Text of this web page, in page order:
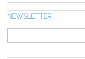
NEWSLETTER